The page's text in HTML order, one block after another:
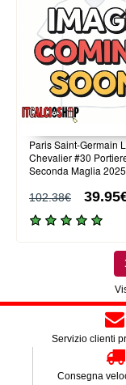
Paris Saint-Germain
Chevalier #30
Seconda Maglia
102.38€
Servizio clienti
Consegna